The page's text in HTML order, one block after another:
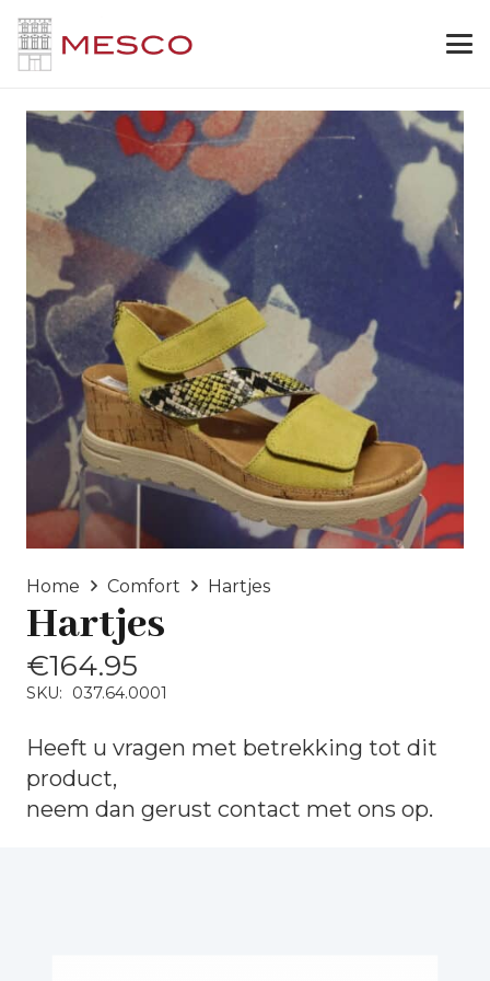
Home Comfort Hartjes
Hartjes
€164.95
SKU: 037.64.0001
Heeft u vragen met betrekking tot dit
product,
neem dan gerust contact met ons op.